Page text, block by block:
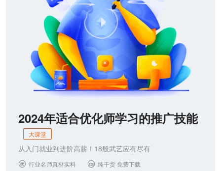
2024年适合优化师学习的推广技能
大课堂
从入门就业到进阶高薪！18般武艺应有尽有
 行业名师真材实料  纯干货 免费下载